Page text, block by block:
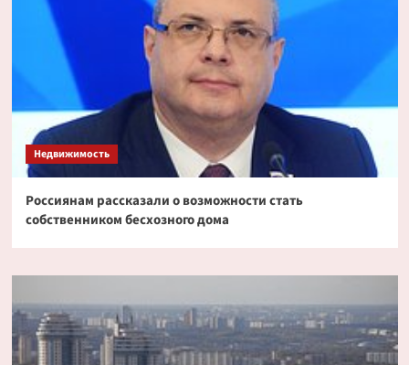
Недвижимость
Россиянам рассказали о возможности стать
собственником бесхозного дома